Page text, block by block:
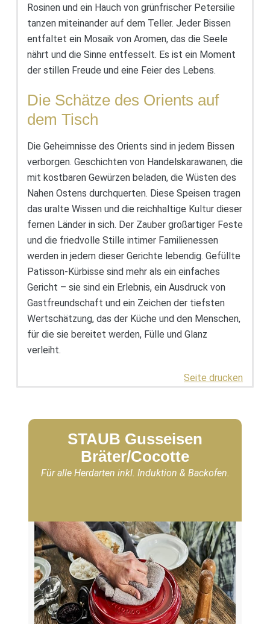
Rosinen und ein Hauch von grünfrischer Petersilie
tanzen miteinander auf dem Teller. Jeder Bissen
entfaltet ein Mosaik von Aromen, das die Seele
nährt und die Sinne entfesselt. Es ist ein Moment
der stillen Freude und eine Feier des Lebens.
Die Schätze des Orients auf
dem Tisch
Die Geheimnisse des Orients sind in jedem Bissen
verborgen. Geschichten von Handelskarawanen, die
mit kostbaren Gewürzen beladen, die Wüsten des
Nahen Ostens durchquerten. Diese Speisen tragen
das uralte Wissen und die reichhaltige Kultur dieser
fernen Länder in sich. Der Zauber großartiger Feste
und die friedvolle Stille intimer Familienessen
werden in jedem dieser Gerichte lebendig. Gefüllte
Patisson-Kürbisse sind mehr als ein einfaches
Gericht – sie sind ein Erlebnis, ein Ausdruck von
Gastfreundschaft und ein Zeichen der tiefsten
Wertschätzung, das der Küche und den Menschen,
für die sie bereitet werden, Fülle und Glanz
verleiht.
Seite drucken
STAUB Gusseisen
Bräter/Cocotte
Für alle Herdarten inkl. Induktion & Backofen.